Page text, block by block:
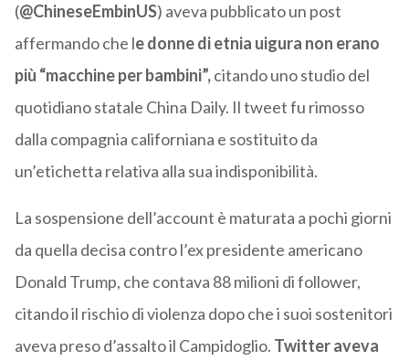
(@ChineseEmbinUS) aveva pubblicato un post
affermando che le donne di etnia uigura non erano
più “macchine per bambini”,citando uno studio del
quotidiano statale China Daily. Il tweet fu rimosso
dalla compagnia californiana e sostituito da
un’etichetta relativa alla sua indisponibilità.
La sospensione dell’account è maturata a pochi giorni
da quella decisa contro l’ex presidente americano
Donald Trump, che contava 88 milioni di follower,
citando il rischio di violenza dopo che i suoi sostenitori
aveva preso d’assalto il Campidoglio. Twitter aveva